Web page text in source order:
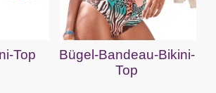
Top
Bügel-Bandeau-Bikini-
Top